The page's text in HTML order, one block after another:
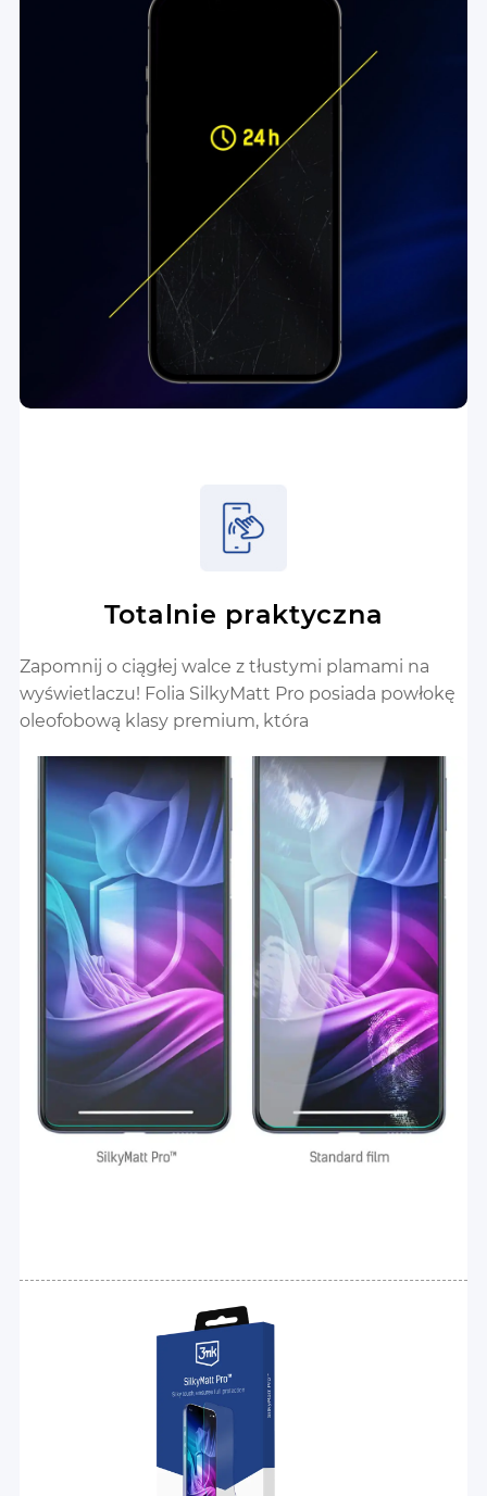
Totalnie praktyczna
Zapomnij o ciągłej walce z tłustymi plamami na
wyświetlaczu! Folia SilkyMatt Pro posiada powłokę
oleofobową klasy premium, która